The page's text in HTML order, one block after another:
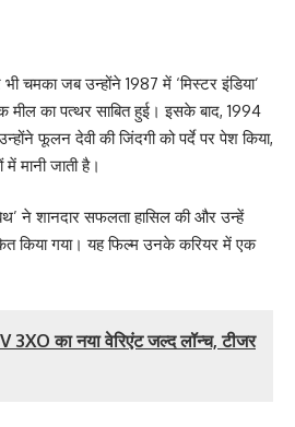
चमका जब उन्होंने 1987 में ‘मिस्टर इंडिया’
का पत्थर साबित हुई। इसके बाद, 1994
फूलन देवी की जिंदगी को पर्दे पर पेश किया,
मानी जाती है।
ने शानदार सफलता हासिल की और उन्हें
किया गया। यह फिल्म उनके करियर में एक
3XO का नया वेरिएंट जल्द लॉन्च, टीजर